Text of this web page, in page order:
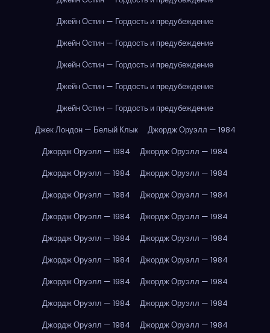
Джейн Остин — Гордость и предубеждение
Джейн Остин — Гордость и предубеждение
Джейн Остин — Гордость и предубеждение
Джейн Остин — Гордость и предубеждение
Джейн Остин — Гордость и предубеждение
Джек Лондон — Белый Клык
Джордж Оруэлл — 1984
Джордж Оруэлл — 1984
Джордж Оруэлл — 1984
Джордж Оруэлл — 1984
Джордж Оруэлл — 1984
Джордж Оруэлл — 1984
Джордж Оруэлл — 1984
Джордж Оруэлл — 1984
Джордж Оруэлл — 1984
Джордж Оруэлл — 1984
Джордж Оруэлл — 1984
Джордж Оруэлл — 1984
Джордж Оруэлл — 1984
Джордж Оруэлл — 1984
Джордж Оруэлл — 1984
Джордж Оруэлл — 1984
Джордж Оруэлл — 1984
Джордж Оруэлл — 1984
Джордж Оруэлл — 1984